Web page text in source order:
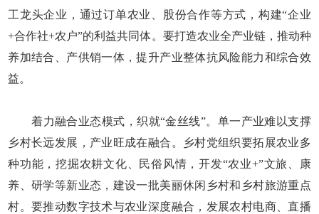
工龙头企业，通过订单农业、股份合作等方式，构建“企业
+合作社+农户”的利益共同体。要打造农业全产业链，推动种
养加结合、产供销一体，提升产业整体抗风险能力和综合效
益。
着力融合业态模式，织就“金丝线”。单一产业难以支撑
乡村长远发展，产业旺成在融合。乡村党组织要拓展农业多
种功能，挖掘农耕文化、民俗风情，开发“农业+”文旅、康
养、研学等新业态，建设一批美丽休闲乡村和乡村旅游重点
村。要推动数字技术与农业深度融合，发展农村电商、直播